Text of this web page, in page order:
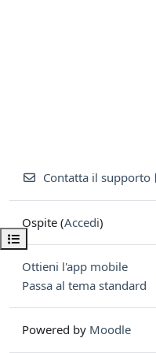
Apri indice del corso
Contatta il supporto
Ospite (Accedi)
Ottieni l'app mobile
Passa al tema standard
Powered by Moodle